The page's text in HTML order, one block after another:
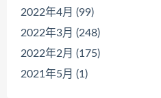
2022年4月 (99)
2022年3月 (248)
2022年2月 (175)
2021年5月 (1)